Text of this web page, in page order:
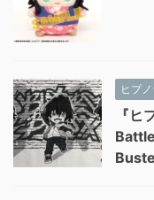
ヒプ
『